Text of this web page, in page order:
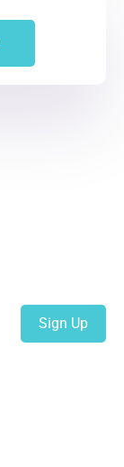
Sign Up